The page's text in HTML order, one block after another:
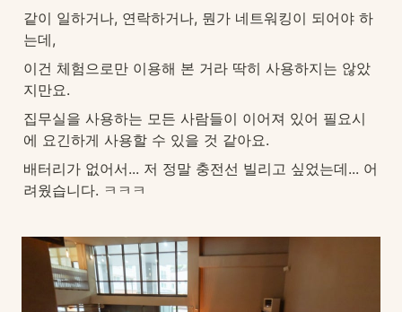
같이 일하거나, 연락하거나, 뭔가 네트워킹이 되어야 하
는데,
이건 체험으로만 이용해 본 거라 딱히 사용하지는 않았
지만요.
집무실을 사용하는 모든 사람들이 이어져 있어 필요시
에 요긴하게 사용할 수 있을 것 같아요.
배터리가 없어서... 저 정말 충전선 빌리고 싶었는데... 어
려웠습니다. ㅋㅋㅋ